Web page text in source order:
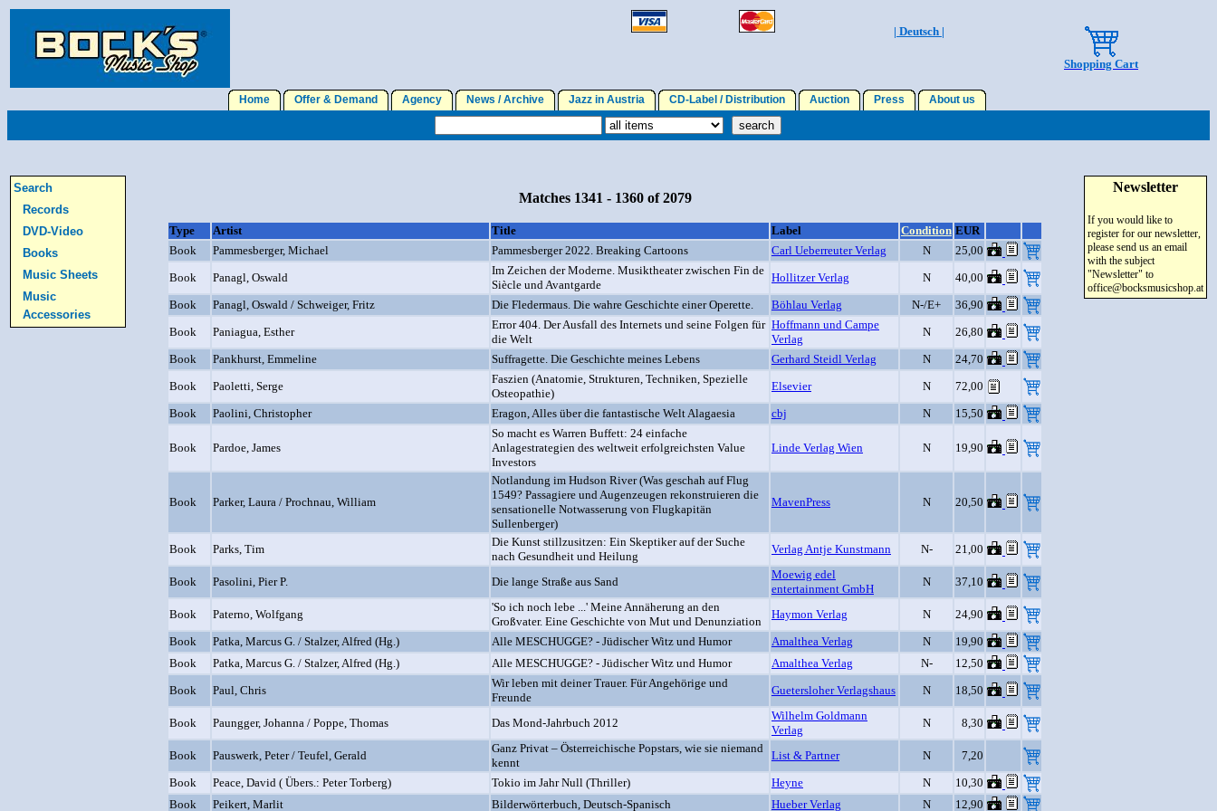
| Deutsch |
Shopping Cart
Home Offer & Demand Agency News / Archive Jazz in Austria CD-Label / Distribution Auction Press About us
Search
Records
DVD-Video
Books
Music Sheets
Music
Accessories
Matches 1341 - 1360 of 2079
Type Artist Title Label Condition EUR
Book
Pammesberger, Michael Pammesberger 2022. Breaking Cartoons Carl Ueberreuter Verlag N
25,00
Book
Panagl, Oswald
Im Zeichen der Moderne. Musiktheater zwischen Fin de
Siècle und Avantgarde
Hollitzer Verlag N
40,00
Book
Panagl, Oswald / Schweiger, Fritz Die Fledermaus. Die wahre Geschichte einer Operette. Böhlau Verlag N-/E+
36,90
Book
Paniagua, Esther
Error 404. Der Ausfall des Internets und seine Folgen für
die Welt
Hoffmann und Campe
Verlag
N
26,80
Book
Pankhurst, Emmeline Suffragette. Die Geschichte meines Lebens Gerhard Steidl Verlag N
24,70
Book
Paoletti, Serge
Faszien (Anatomie, Strukturen, Techniken, Spezielle
Osteopathie)
Elsevier N
72,00
Book
Paolini, Christopher Eragon, Alles über die fantastische Welt Alagaesia cbj N 15,50
Book Pardoe, James
So macht es Warren Buffett: 24 einfache
Anlagestrategien des weltweit erfolgreichsten Value
Investors
Linde Verlag Wien N 19,90
Book Parker, Laura / Prochnau, William
Notlandung im Hudson River (Was geschah auf Flug
1549? Passagiere und Augenzeugen rekonstruieren die
sensationelle Notwasserung von Flugkapitän
Sullenberger)
MavenPress N 20,50
Book Parks, Tim
Die Kunst stillzusitzen: Ein Skeptiker auf der Suche
nach Gesundheit und Heilung
Verlag Antje Kunstmann N- 21,00
Book Pasolini, Pier P. Die lange Straße aus Sand
Moewig edel
entertainment GmbH
N 37,10
Book Paterno, Wolfgang
'So ich noch lebe ...' Meine Annäherung an den
Großvater. Eine Geschichte von Mut und Denunziation
Haymon Verlag N
24,90
Book
Patka, Marcus G. / Stalzer, Alfred (Hg.) Alle MESCHUGGE? - Jüdischer Witz und Humor Amalthea Verlag N
19,90
Book
Patka, Marcus G. / Stalzer, Alfred (Hg.) Alle MESCHUGGE? - Jüdischer Witz und Humor Amalthea Verlag N-
12,50
Book
Paul, Chris
Wir leben mit deiner Trauer. Für Angehörige und
Freunde
Guetersloher Verlagshaus N 18,50
Book Paungger, Johanna / Poppe, Thomas Das Mond-Jahrbuch 2012
Wilhelm Goldmann
Verlag
N 8,30
Book Pauswerk, Peter / Teufel, Gerald
Ganz Privat – Österreichische Popstars, wie sie niemand
kennt
List & Partner N
7,20
Book
Peace, David ( Übers.: Peter Torberg) Tokio im Jahr Null (Thriller) Heyne N
10,30
Book
Peikert, Marlit Bilderwörterbuch, Deutsch-Spanisch Hueber Verlag N 12,90
Newsletter
If you would like to
register for our newsletter,
please send us an email
with the subject
"Newsletter" to
office@bocksmusicshop.at